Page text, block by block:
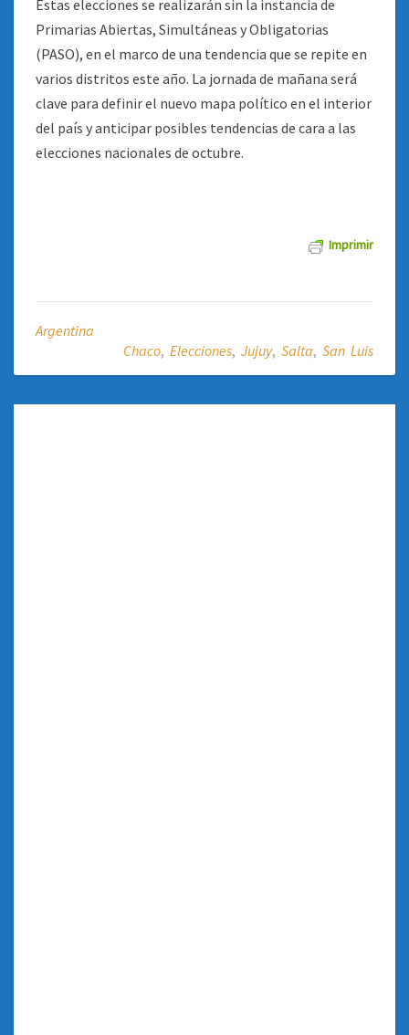
Estas elecciones se realizarán sin la instancia de
Primarias Abiertas, Simultáneas y Obligatorias
(PASO), en el marco de una tendencia que se repite en
varios distritos este año. La jornada de mañana será
clave para definir el nuevo mapa político en el interior
del país y anticipar posibles tendencias de cara a las
elecciones nacionales de octubre.
Imprimir
Argentina
Chaco, Elecciones, Jujuy, Salta, San Luis